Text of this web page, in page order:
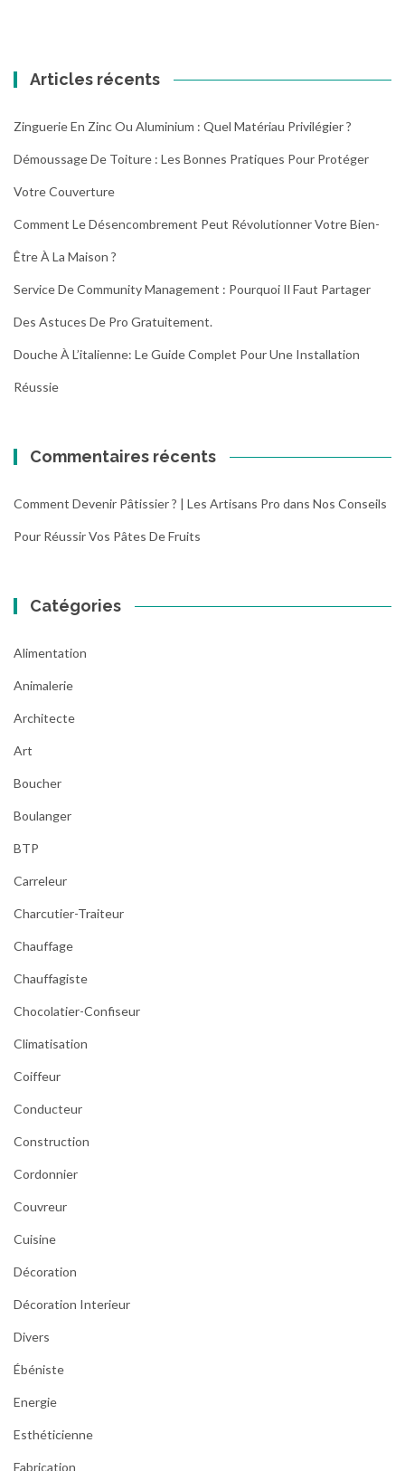
Articles récents
Zinguerie En Zinc Ou Aluminium : Quel Matériau Privilégier ?
Démoussage De Toiture : Les Bonnes Pratiques Pour Protéger
Votre Couverture
Comment Le Désencombrement Peut Révolutionner Votre Bien-
Être À La Maison ?
Service De Community Management : Pourquoi Il Faut Partager
Des Astuces De Pro Gratuitement.
Douche À L’italienne: Le Guide Complet Pour Une Installation
Réussie
Commentaires récents
Comment Devenir Pâtissier ? | Les Artisans Pro dans Nos Conseils
Pour Réussir Vos Pâtes De Fruits
Catégories
Alimentation
Animalerie
Architecte
Art
Boucher
Boulanger
BTP
Carreleur
Charcutier-Traiteur
Chauffage
Chauffagiste
Chocolatier-Confiseur
Climatisation
Coiffeur
Conducteur
Construction
Cordonnier
Couvreur
Cuisine
Décoration
Décoration Interieur
Divers
Ébéniste
Energie
Esthéticienne
Fabrication